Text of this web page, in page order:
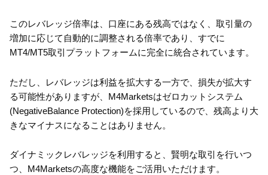
このレバレッジ倍率は、口座にある残高ではなく、取引量の
増加に応じて自動的に調整される倍率であり、すでに
MT4/MT5取引プラットフォームに完全に統合されています。
ただし、レバレッジは利益を拡大する一方で、損失が拡大す
る可能性がありますが、M4Marketsはゼロカットシステム
(NegativeBalance Protection)を採用しているので、残高より大
きなマイナスになることはありません。
ダイナミックレバレッジを利用すると、賢明な取引を行いつ
つ、M4Marketsの高度な機能をご活用いただけます。